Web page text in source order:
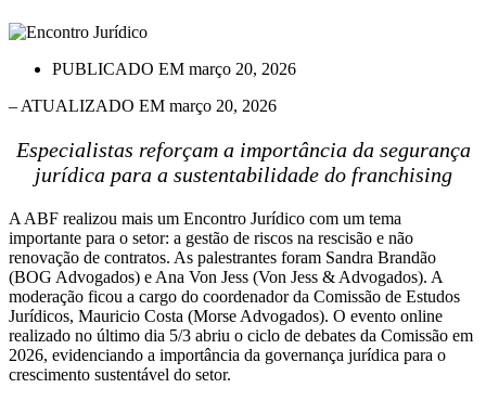
PUBLICADO EM março 20, 2026
– ATUALIZADO EM março 20, 2026
Especialistas reforçam a importância da segurança
jurídica para a sustentabilidade do franchising
A ABF realizou mais um Encontro Jurídico com um tema
importante para o setor: a gestão de riscos na rescisão e não
renovação de contratos. As palestrantes foram Sandra Brandão
(BOG Advogados) e Ana Von Jess (Von Jess & Advogados). A
moderação ficou a cargo do coordenador da Comissão de Estudos
Jurídicos, Mauricio Costa (Morse Advogados). O evento online
realizado no último dia 5/3 abriu o ciclo de debates da Comissão em
2026, evidenciando a importância da governança jurídica para o
crescimento sustentável do setor.